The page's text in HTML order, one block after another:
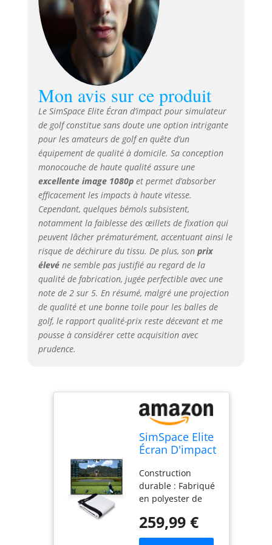
d'impact pour
simulateur de golf
est doté de
coutures
renforcées pour
durabilité. Conçu
pour s'intégrer
parfaitement à
votre cadre
personnalisé, il
offre une solution
fiable pour les
simulateurs de golf
à domicile et les
moniteurs de
lancement de golf.
Installation facile :
Avec des
œillets/grommets
espacés de 30 cm,
notre écran
d'impact de golf
est facile à
installer dans
n'importe quel
aides à
l'entraînement au
golf et des
simulateurs de golf
d'intérieur, il
n'importe quel
espace en un lieu
d'entraînement.
personnalisée :
Choisissez parmi
Mon avis sur ce produit
Le SimSpace Elite Écran d’impact pour simulateur
de golf constitue sans doute une option intrigante
pour les amateurs de golf en quête d’un
équipement de qualité à domicile. Sa conception
monocouche de haute qualité assure une
excellente image 1080pet permet d’absorber
efficacement les impacts à haute vitesse.
Cependant, quelques bémols subsistent,
notamment la faiblesse des œillets de fixation qui
peuvent lâcher prématurément, accentuant ainsi le
risque de déchirure du tissu. De plus, son prix
élevéne semble pas justifié au regard de la
qualité de fabrication, jugée perfectible avec une
note de 2 sur 5. En résumé, malgré une projection
de qualité et une bonne toile pour les balles de
golf, le rapport qualité-prix reste décevant et me
pousse à considérer cette acquisition avec
prudence.
SimSpace Elite
Écran D'impact
Simulateur De
Golf - Ecran De
Projection
Premium pour
Simulateur De
Golf à
Construction
durable : Fabriqué
en polyester de
notre écran
d'impact de golf
259,99 €